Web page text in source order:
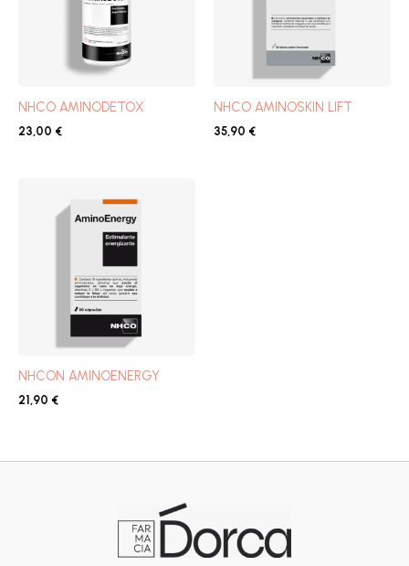
NHCO AMINODETOX
23,00 €
NHCO AMINOSKIN LIFT
35,90 €
NHCON AMINOENERGY
21,90 €